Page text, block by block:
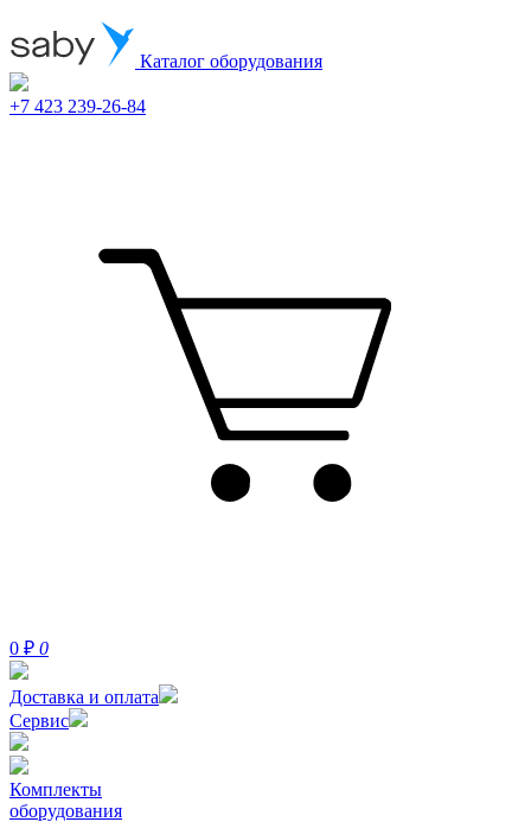
Каталог оборудования
+7 423 239-26-84
0 ₽ 0
Доставка и оплата
Сервис
Комплекты
оборудования